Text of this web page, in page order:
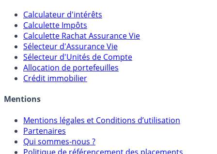
Calculateur d'intérêts
Calculette Impôts
Calculette Rachat Assurance Vie
Sélecteur d'Assurance Vie
Sélecteur d'Unités de Compte
Allocation de portefeuilles
Mentions légales et Conditions d’utilisation
Partenaires